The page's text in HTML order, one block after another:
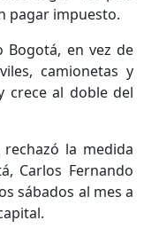
pagar impuesto.
Bogotá, en vez de
camionetas y
crece al doble del
la medida
Carlos Fernando
sábados al mes a